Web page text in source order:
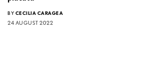
BY CECILIA CARAGEA
24 AUGUST 2022